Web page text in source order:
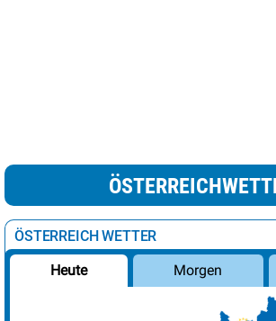
ÖSTERREICH WETTER
Heute Morgen